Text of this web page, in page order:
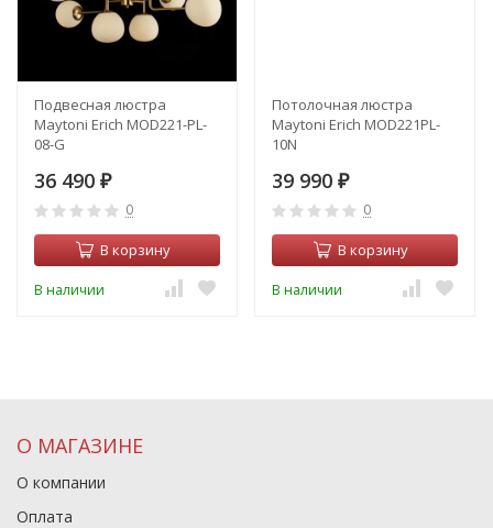
Подвесная люстра
Maytoni Erich MOD221-PL-
08-G
36 490 ₽
0
В корзину
В наличии
Потолочная люстра
Maytoni Erich MOD221PL-
10N
39 990 ₽
0
В корзину
В наличии
О МАГАЗИНЕ
О компании
Оплата